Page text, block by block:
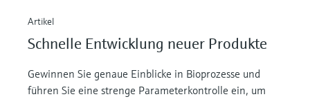
Artikel
Schnelle Entwicklung neuer Produkte
Gewinnen Sie genaue Einblicke in Bioprozesse und
führen Sie eine strenge Parameterkontrolle ein, um